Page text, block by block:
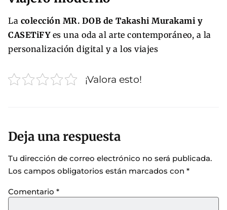
La colección MR. DOB de Takashi Murakami y
CASETiFYes una oda al arte contemporáneo, a la
personalización digital y a los viajes
¡Valora esto!
Deja una respuesta
Tu dirección de correo electrónico no será publicada.
Los campos obligatorios están marcados con *
Comentario *